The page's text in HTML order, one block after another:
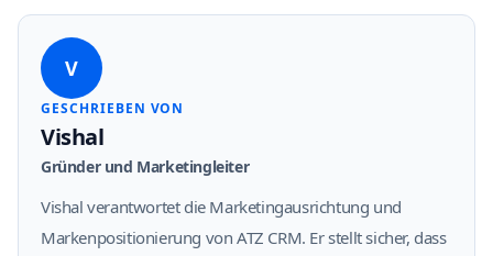
V
GESCHRIEBEN VON
Vishal
Gründer und Marketingleiter
Vishal verantwortet die Marketingausrichtung und
Markenpositionierung von ATZ CRM. Er stellt sicher, dass